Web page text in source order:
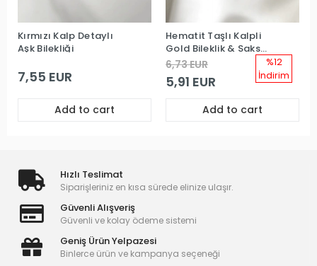
Kırmızı Kalp Detaylı
Aşk Bilekliği
7,55 EUR
Add to cart
%12
İndirim
Hematit Taşlı Kalpli
Gold Bileklik & Saks
Makrome Örgü Bileklik
Kombin
6,73 EUR
5,91 EUR
Add to cart
Hızlı Teslimat
Siparişleriniz en kısa sürede elinize ulaşır.
Güvenli Alışveriş
Güvenli ve kolay ödeme sistemi
Geniş Ürün Yelpazesi
Binlerce ürün ve kampanya seçeneği